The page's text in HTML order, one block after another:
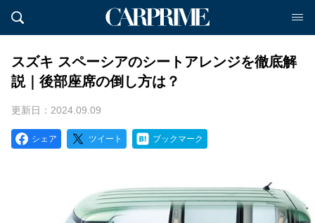
スズキ スペーシアのシートアレンジを徹底解
説｜後部座席の倒し方は？
更新日：2024.09.09
シェア ツイート ブックマーク